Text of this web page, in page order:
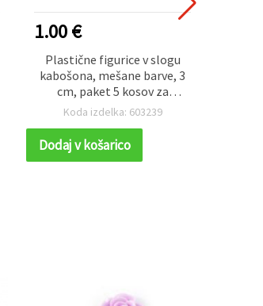
1.00 €
Plastične figurice v slogu
kabošona, mešane barve, 3
cm, paket 5 kosov za
ustvarjanje
Koda izdelka: 603239
Dodaj v košarico